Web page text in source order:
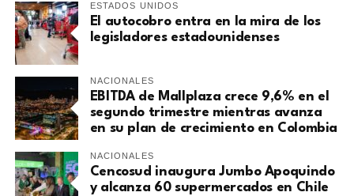
ESTADOS UNIDOS
El autocobro entra en la mira de los
legisladores estadounidenses
NACIONALES
EBITDA de Mallplaza crece 9,6% en el
segundo trimestre mientras avanza
en su plan de crecimiento en Colombia
NACIONALES
Cencosud inaugura Jumbo Apoquindo
y alcanza 60 supermercados en Chile